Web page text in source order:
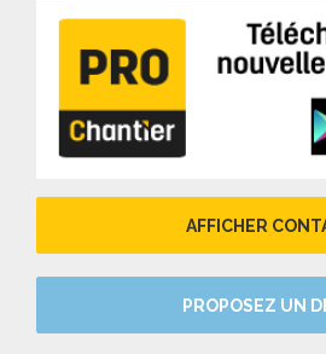
AFFICHER
PROPOSEZ UN